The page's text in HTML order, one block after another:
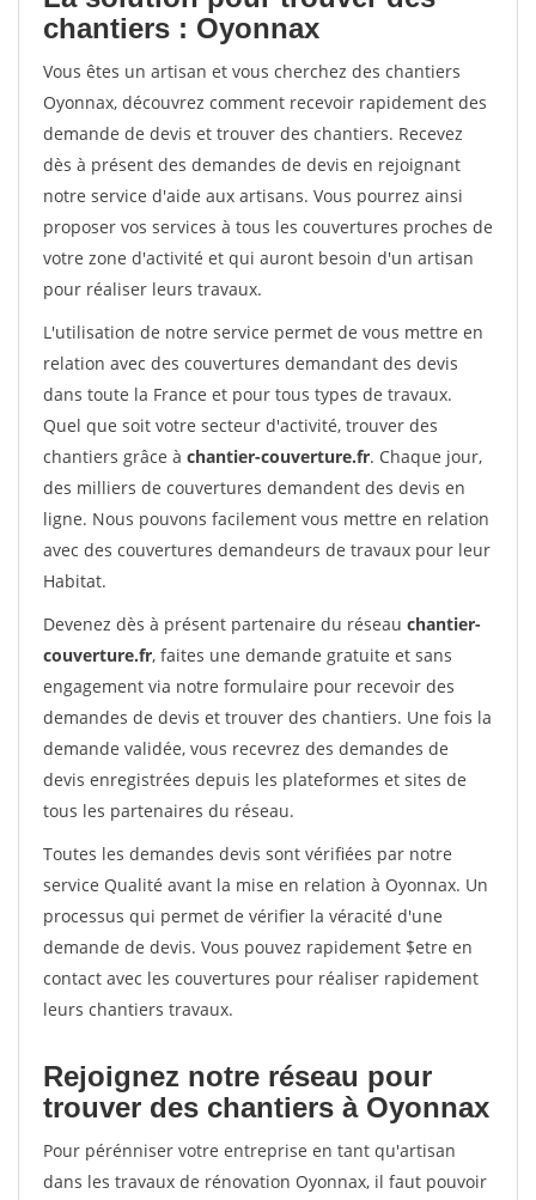
chantiers : Oyonnax
Vous êtes un artisan et vous cherchez des chantiers
Oyonnax, découvrez comment recevoir rapidement des
demande de devis et trouver des chantiers. Recevez
dès à présent des demandes de devis en rejoignant
notre service d'aide aux artisans. Vous pourrez ainsi
proposer vos services à tous les couvertures proches de
votre zone d'activité et qui auront besoin d'un artisan
pour réaliser leurs travaux.
L'utilisation de notre service permet de vous mettre en
relation avec des couvertures demandant des devis
dans toute la France et pour tous types de travaux.
Quel que soit votre secteur d'activité, trouver des
chantiers grâce à chantier-couverture.fr. Chaque jour,
des milliers de couvertures demandent des devis en
ligne. Nous pouvons facilement vous mettre en relation
avec des couvertures demandeurs de travaux pour leur
Habitat.
Devenez dès à présent partenaire du réseau chantier-
couverture.fr, faites une demande gratuite et sans
engagement via notre formulaire pour recevoir des
demandes de devis et trouver des chantiers. Une fois la
demande validée, vous recevrez des demandes de
devis enregistrées depuis les plateformes et sites de
tous les partenaires du réseau.
Toutes les demandes devis sont vérifiées par notre
service Qualité avant la mise en relation à Oyonnax. Un
processus qui permet de vérifier la véracité d'une
demande de devis. Vous pouvez rapidement $etre en
contact avec les couvertures pour réaliser rapidement
leurs chantiers travaux.
Rejoignez notre réseau pour
trouver des chantiers à Oyonnax
Pour pérénniser votre entreprise en tant qu'artisan
dans les travaux de rénovation Oyonnax, il faut pouvoir